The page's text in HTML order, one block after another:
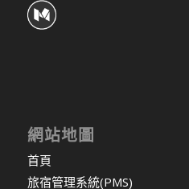
網站地圖
首頁
旅宿管理系統(PMS)